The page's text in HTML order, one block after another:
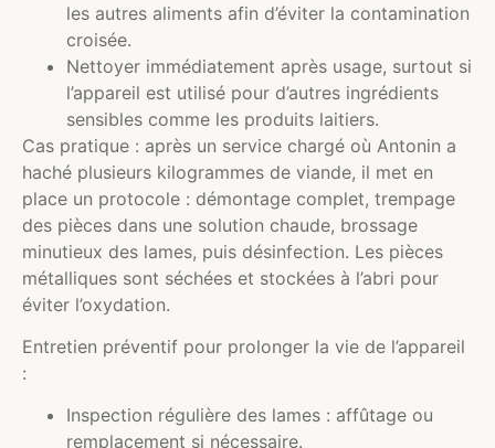
les autres aliments afin d’éviter la contamination
croisée.
Nettoyer immédiatement après usage, surtout si
l’appareil est utilisé pour d’autres ingrédients
sensibles comme les produits laitiers.
Cas pratique : après un service chargé où Antonin a
haché plusieurs kilogrammes de viande, il met en
place un protocole : démontage complet, trempage
des pièces dans une solution chaude, brossage
minutieux des lames, puis désinfection. Les pièces
métalliques sont séchées et stockées à l’abri pour
éviter l’oxydation.
Entretien préventif pour prolonger la vie de l’appareil
:
Inspection régulière des lames : affûtage ou
remplacement si nécessaire.